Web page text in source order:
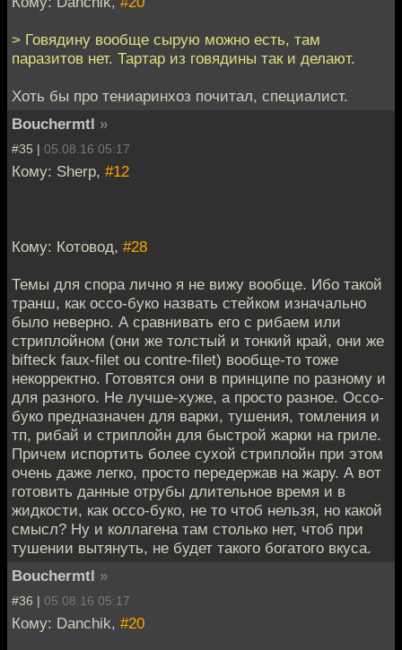
> Говядину вообще сырую можно есть, там
паразитов нет. Тартар из говядины так и делают.
Хоть бы про тениаринхоз почитал, специалист.
Bouchermtl »
#35 | 05.08.16 05:17
Кому: Sherp, #12
Кому: Котовод, #28
Темы для спора лично я не вижу вообще. Ибо такой
транш, как оссо-буко назвать стейком изначально
было неверно. А сравнивать его с рибаем или
стриплойном (они же толстый и тонкий край, они же
bifteck faux-filet ou contre-filet) вообще-то тоже
некорректно. Готовятся они в принципе по разному и
для разного. Не лучше-хуже, а просто разное. Оссо-
буко предназначен для варки, тушения, томления и
тп, рибай и стриплойн для быстрой жарки на гриле.
Причем испортить более сухой стриплойн при этом
очень даже легко, просто передержав на жару. А вот
готовить данные отрубы длительное время и в
жидкости, как оссо-буко, не то чтоб нельзя, но какой
смысл? Ну и коллагена там столько нет, чтоб при
тушении вытянуть, не будет такого богатого вкуса.
Bouchermtl »
#36 | 05.08.16 05:17
Кому: Danchik, #20